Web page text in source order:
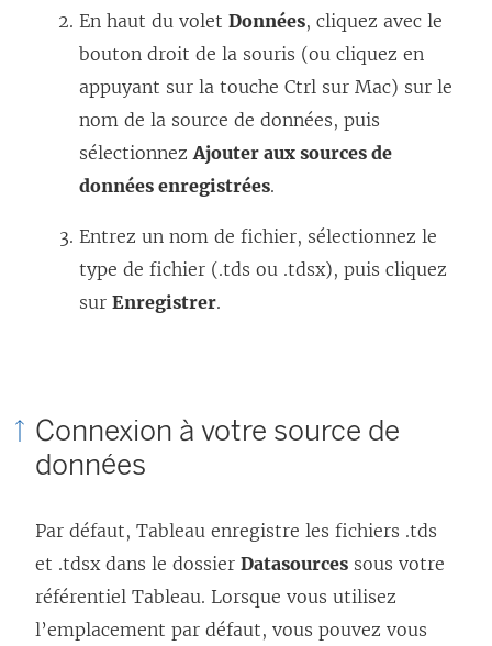
En haut du volet Données, cliquez avec le
bouton droit de la souris (ou cliquez en
appuyant sur la touche Ctrl sur Mac) sur le
nom de la source de données, puis
sélectionnezAjouter aux sources de
données enregistrées.
Entrez un nom de fichier, sélectionnez le
type de fichier (.tds ou .tdsx), puis cliquez
sur Enregistrer.
Connexion à votre source de
données
Par défaut, Tableau enregistre les fichiers .tds
et .tdsx dans le dossier Datasources sous votre
référentiel Tableau. Lorsque vous utilisez
l’emplacement par défaut, vous pouvez vous